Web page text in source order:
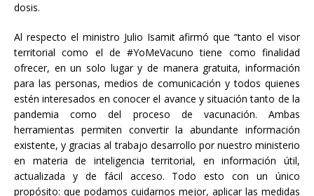
dosis.
Al respecto el ministro Julio Isamit afirmó que “tanto el visor
territorial como el de #YoMeVacuno tiene como finalidad
ofrecer, en un solo lugar y de manera gratuita, información
para las personas, medios de comunicación y todos quienes
estén interesados en conocer el avance y situación tanto de la
pandemia como del proceso de vacunación. Ambas
herramientas permiten convertir la abundante información
existente, y gracias al trabajo desarrollo por nuestro ministerio
en materia de inteligencia territorial, en información útil,
actualizada y de fácil acceso. Todo esto con un único
propósito: que podamos cuidarnos mejor, aplicar las medidas